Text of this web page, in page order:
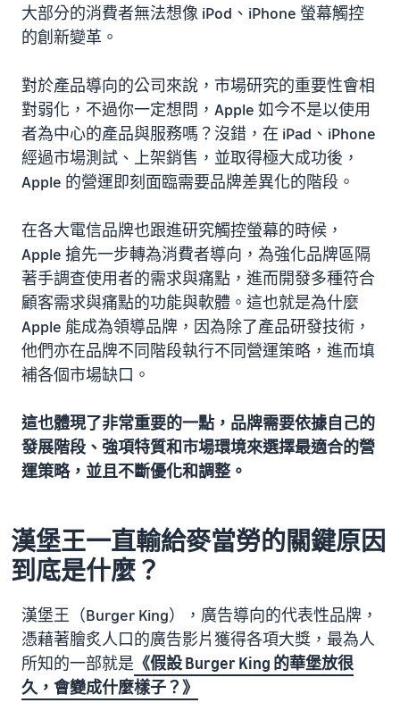
大部分的消費者無法想像 iPod、iPhone 螢幕觸控
的創新變革。
對於產品導向的公司來說，市場研究的重要性會相
對弱化，不過你一定想問，Apple 如今不是以使用
者為中心的產品與服務嗎？沒錯，在 iPad、iPhone
經過市場測試、上架銷售，並取得極大成功後，
Apple 的營運即刻面臨需要品牌差異化的階段。
在各大電信品牌也跟進研究觸控螢幕的時候，
Apple 搶先一步轉為消費者導向，為強化品牌區隔
著手調查使用者的需求與痛點，進而開發多種符合
顧客需求與痛點的功能與軟體。這也就是為什麼
Apple 能成為領導品牌，因為除了產品研發技術，
他們亦在品牌不同階段執行不同營運策略，進而填
補各個市場缺口。
這也體現了非常重要的一點，品牌需要依據自己的
發展階段、強項特質和市場環境來選擇最適合的營
運策略，並且不斷優化和調整。
漢堡王一直輸給麥當勞的關鍵原因
到底是什麼？
漢堡王（Burger King），廣告導向的代表性品牌，
憑藉著膾炙人口的廣告影片獲得各項大獎，最為人
所知的一部就是 《假設 Burger King 的華堡放很
久，會變成什麼樣子？》